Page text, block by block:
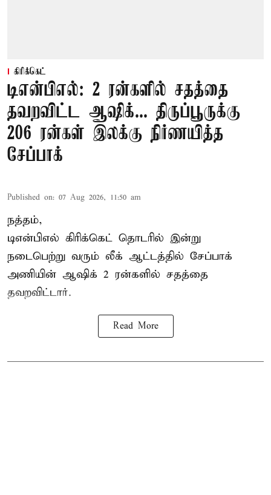
கிரிக்கெட்
டிஎன்பிஎல்: 2 ரன்களில் சதத்தை
தவறவிட்ட ஆஷிக்... திருப்பூருக்கு
206 ரன்கள் இலக்கு நிர்ணயித்த
சேப்பாக்
Published on: 07 Aug 2026, 11:50 am
நத்தம்,
டிஎன்பிஎல் கிரிக்கெட் தொடரில் இன்று
நடைபெற்று வரும் லீக் ஆட்டத்தில் சேப்பாக்
அணியின் ஆஷிக் 2 ரன்களில் சதத்தை
தவறவிட்டார்.
Read More